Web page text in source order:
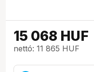
15 068 HUF
nettó: 11 865 HUF